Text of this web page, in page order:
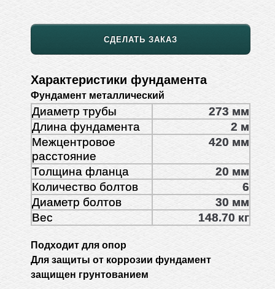
СДЕЛАТЬ ЗАКАЗ
Характеристики фундамента
Фундамент металлический
Диаметр трубы
273 мм
Длина фундамента
2 м
Межцентровое
расстояние
420 мм
Толщина фланца
20 мм
Количество болтов
6
Диаметр болтов
30 мм
Вес
148.70 кг
Подходит для опор
Для защиты от коррозии фундамент
защищен грунтованием